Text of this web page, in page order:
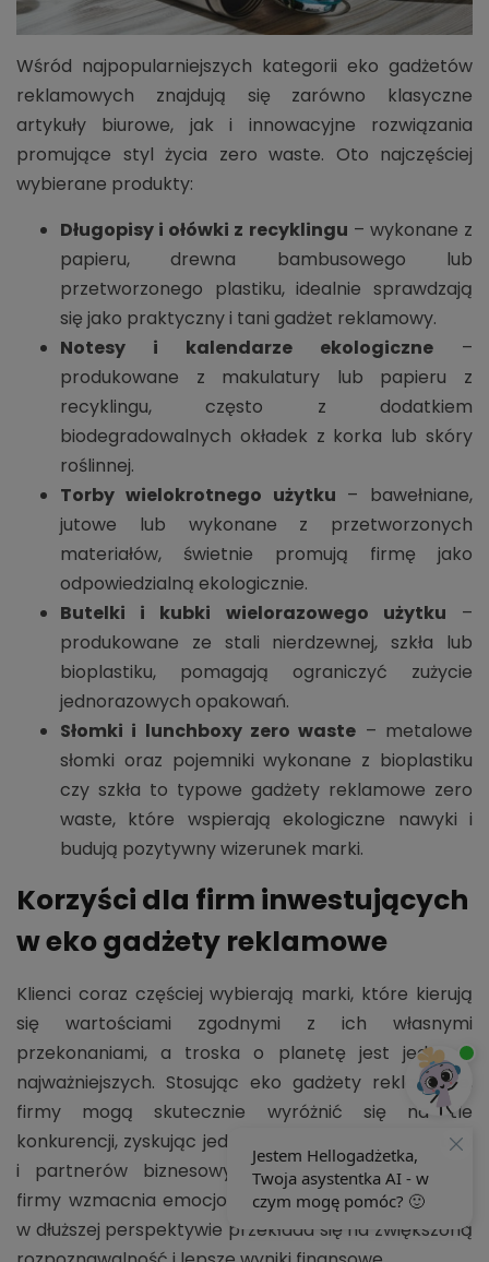
Wśród najpopularniejszych kategorii eko gadżetów
reklamowych znajdują się zarówno klasyczne
artykuły biurowe, jak i innowacyjne rozwiązania
promujące styl życia zero waste. Oto najczęściej
wybierane produkty:
Długopisy i ołówki z recyklingu – wykonane z
papieru, drewna bambusowego lub
przetworzonego plastiku, idealnie sprawdzają
się jako praktyczny i tani gadżet reklamowy.
Notesy i kalendarze ekologiczne –
produkowane z makulatury lub papieru z
recyklingu, często z dodatkiem
biodegradowalnych okładek z korka lub skóry
roślinnej.
Torby wielokrotnego użytku – bawełniane,
jutowe lub wykonane z przetworzonych
materiałów, świetnie promują firmę jako
odpowiedzialną ekologicznie.
Butelki i kubki wielorazowego użytku –
produkowane ze stali nierdzewnej, szkła lub
bioplastiku, pomagają ograniczyć zużycie
jednorazowych opakowań.
Słomki i lunchboxy zero waste – metalowe
słomki oraz pojemniki wykonane z bioplastiku
czy szkła to typowe gadżety reklamowe zero
waste, które wspierają ekologiczne nawyki i
budują pozytywny wizerunek marki.
Korzyści dla firm inwestujących
w eko gadżety reklamowe
Klienci coraz częściej wybierają marki, które kierują
się wartościami zgodnymi z ich własnymi
przekonaniami, a troska o planetę jest jedną z
najważniejszych. Stosując eko gadżety reklamowe,
firmy mogą skutecznie wyróżnić się na tle
konkurencji, zyskując jednocześnie lojalność klientów
i partnerów biznesowych. Ekologiczna promocja
firmy wzmacnia emocjonalną więź z odbiorcami, co
w dłuższej perspektywie przekłada się na zwiększoną